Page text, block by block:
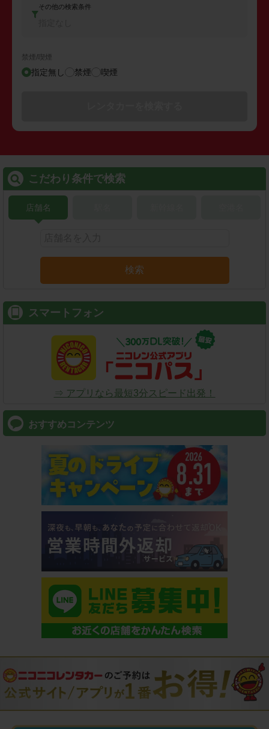
その他の検索条件
禁煙/喫煙
指定無し 禁煙 喫煙
こだわり条件で検索
店舗名
検索
スマートフォン
⇒ アプリなら最短3分スピード出発！
おすすめコンテンツ